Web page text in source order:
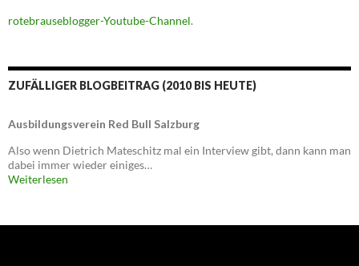
rotebrauseblogger-Youtube-Channel.
ZUFÄLLIGER BLOGBEITRAG (2010 BIS HEUTE)
Ausbildungsverein Red Bull Salzburg
Also wenn Dietrich Mateschitz mal ein Interview gibt, dann kann man
dabei immer wieder einiges…
Weiterlesen